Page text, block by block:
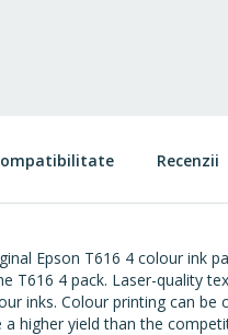
Epson T616 4 colour ink
T616 4 pack. Laser-quality
inks. Colour printing can
higher yield than the
Recenzii